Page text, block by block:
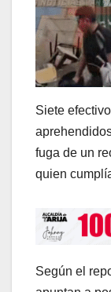
Siete
fuga de un
quien
Según el